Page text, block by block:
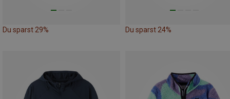
Du sparst 29% Du sparst 24%